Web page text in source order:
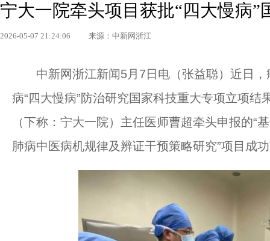
宁大一院牵头项目获批“四大慢病”
2026-05-07 21:24:06 来源：中新网浙江
中新网浙江新闻5月7日电（张益聪）近日，
病“四大慢病”防治研究国家科技重大专项立项
（下称：宁大一院）主任医师曹超牵头申报的“
肺病中医病机规律及辨证干预策略研究”项目成